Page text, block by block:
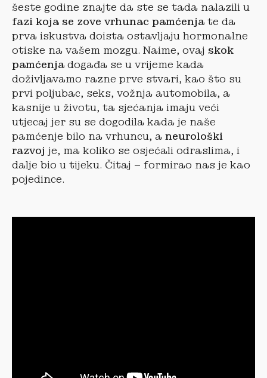
šeste godine znajte da ste se tada nalazili u
fazi koja se zove vrhunac pamćenja te da
prva iskustva doista ostavljaju hormonalne
otiske na vašem mozgu. Naime, ovaj skok
pamćenja događa se u vrijeme kada
doživljavamo razne prve stvari, kao što su
prvi poljubac, seks, vožnja automobila, a
kasnije u životu, ta sjećanja imaju veći
utjecaj jer su se dogodila kada je naše
pamćenje bilo na vrhuncu, a neurološki
razvoj je, ma koliko se osjećali odraslima, i
dalje bio u tijeku. Čitaj – formirao nas je kao
pojedince.